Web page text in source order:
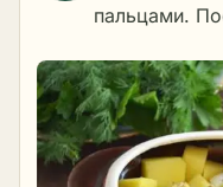
пальцами.